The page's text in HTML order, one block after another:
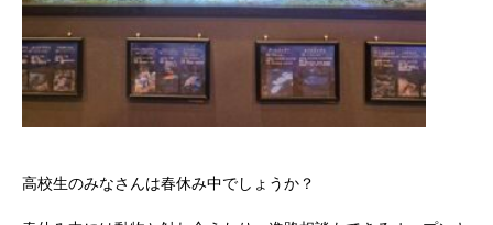
高校生のみなさんは春休み中でしょうか？